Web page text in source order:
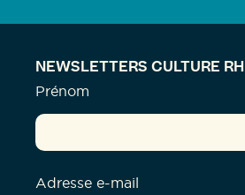
NEWSLETTERS CULTURE RH
Prénom
Adresse e-mail